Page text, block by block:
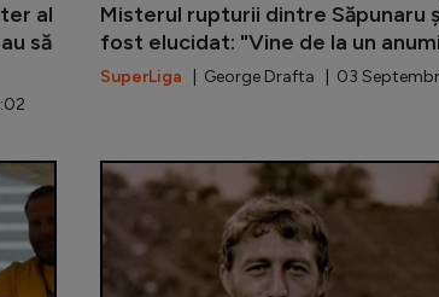
al
să
Misterul rupturii dintre Săpunaru
fost elucidat: "Vine de la un
SuperLiga | George Drafta | 03
Florin Gardoș: ”E un miracol că am ajuns